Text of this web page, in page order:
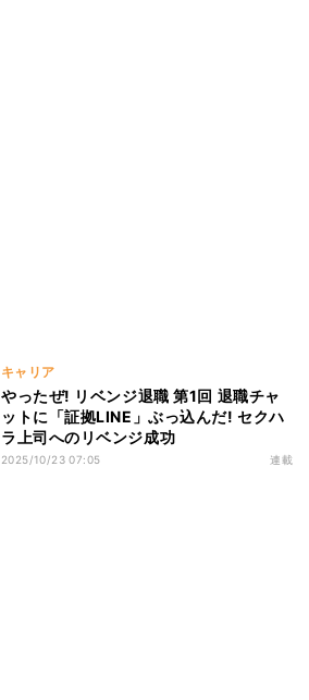
キャリア
やったぜ! リベンジ退職 第1回 退職チャ
ットに「証拠LINE」ぶっ込んだ! セクハ
ラ上司へのリベンジ成功
2025/10/23 07:05 連載